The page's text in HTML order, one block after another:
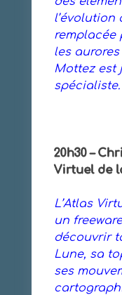
l’évolution
remplacée
les
Mottez est
spécialiste.
20h30 –
Virtuel de
L’Atlas
un
découvrir
Lune, sa
ses